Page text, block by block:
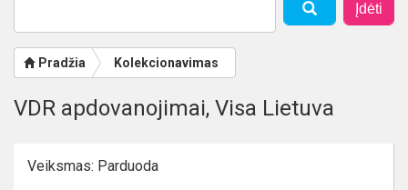
Įdėti
Pradžia Kolekcionavimas
VDR apdovanojimai, Visa Lietuva
Veiksmas: Parduoda